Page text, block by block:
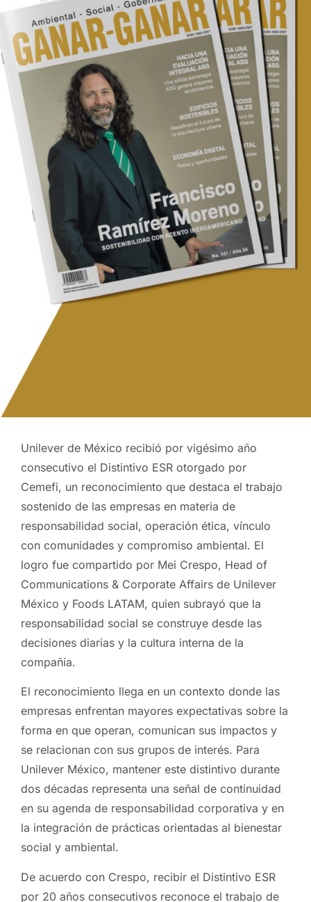
Unilever de México recibió por vigésimo año
consecutivo el Distintivo ESR otorgado por
Cemefi, un reconocimiento que destaca el trabajo
sostenido de las empresas en materia de
responsabilidad social, operación ética, vínculo
con comunidades y compromiso ambiental. El
logro fue compartido por Mei Crespo, Head of
Communications & Corporate Affairs de Unilever
México y Foods LATAM, quien subrayó que la
responsabilidad social se construye desde las
decisiones diarias y la cultura interna de la
compañía.
El reconocimiento llega en un contexto donde las
empresas enfrentan mayores expectativas sobre la
forma en que operan, comunican sus impactos y
se relacionan con sus grupos de interés. Para
Unilever México, mantener este distintivo durante
dos décadas representa una señal de continuidad
en su agenda de responsabilidad corporativa y en
la integración de prácticas orientadas al bienestar
social y ambiental.
De acuerdo con Crespo, recibir el Distintivo ESR
por 20 años consecutivos reconoce el trabajo de